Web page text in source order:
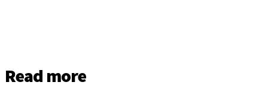
Read more